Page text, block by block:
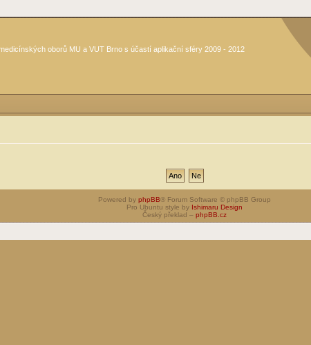
oborů MU a VUT Brno s účastí aplikační sféry 2009 - 2012
Powered by phpBB® Forum Software © phpBB Group
Pro Ubuntu style by Ishimaru Design
Český překlad – phpBB.cz